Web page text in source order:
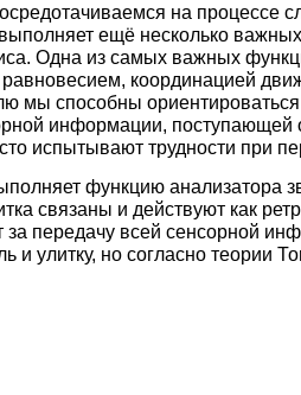
на процессе
ещё несколько
Одна из самых важных
координацией
мы способны
информации, поступающей
испытывают трудности при
функцию анализатора
связаны и действуют как
за передачу всей сенсорной
и улитку, но согласно теории